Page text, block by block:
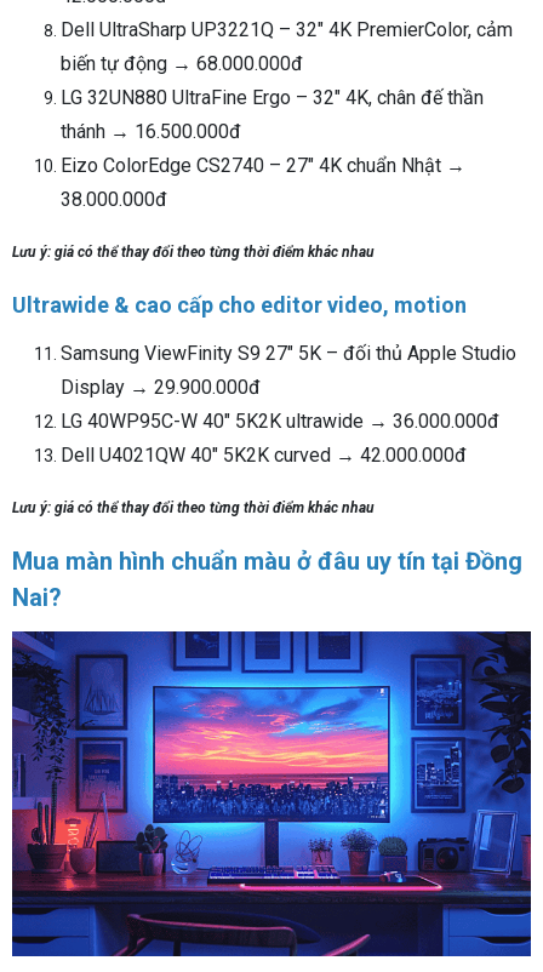
Dell UltraSharp UP3221Q – 32" 4K PremierColor, cảm
biến tự động → 68.000.000đ
LG 32UN880 UltraFine Ergo – 32" 4K, chân đế thần
thánh → 16.500.000đ
Eizo ColorEdge CS2740 – 27" 4K chuẩn Nhật →
38.000.000đ
Lưu ý: giá có thể thay đổi theo từng thời điểm khác nhau
Ultrawide & cao cấp cho editor video, motion
Samsung ViewFinity S9 27" 5K – đối thủ Apple Studio
Display → 29.900.000đ
LG 40WP95C-W 40" 5K2K ultrawide → 36.000.000đ
Dell U4021QW 40" 5K2K curved → 42.000.000đ
Lưu ý: giá có thể thay đổi theo từng thời điểm khác nhau
Mua màn hình chuẩn màu ở đâu uy tín tại Đồng
Nai?